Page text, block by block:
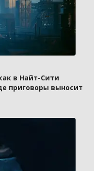
в Найт-Сити
приговоры выносит